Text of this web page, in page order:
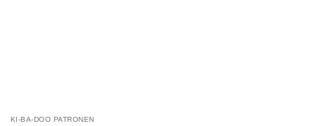
KI-BA-DOO PATRONEN